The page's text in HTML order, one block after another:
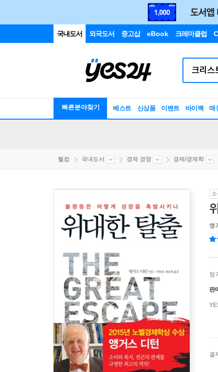
국내도서 외국도서 중고샵 eBook 크레마클럽
빠른분야찾기 베스트 신상품 이벤트 바이백 매
웰컴 국내도서 경제 경영 경제/경제학
앵
정
판
결